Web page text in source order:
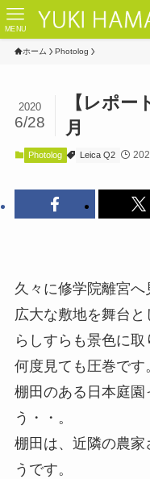
MENU
ホーム Photolog
【レポー
月
2020
6/28
Photolog Leica Q2
久々に修学院離宮へ
広大な敷地を舞台
らしすらも景色に取
何度見ても圧巻です
棚田のある日本庭
う・・。
棚田は、近隣の農
うです。